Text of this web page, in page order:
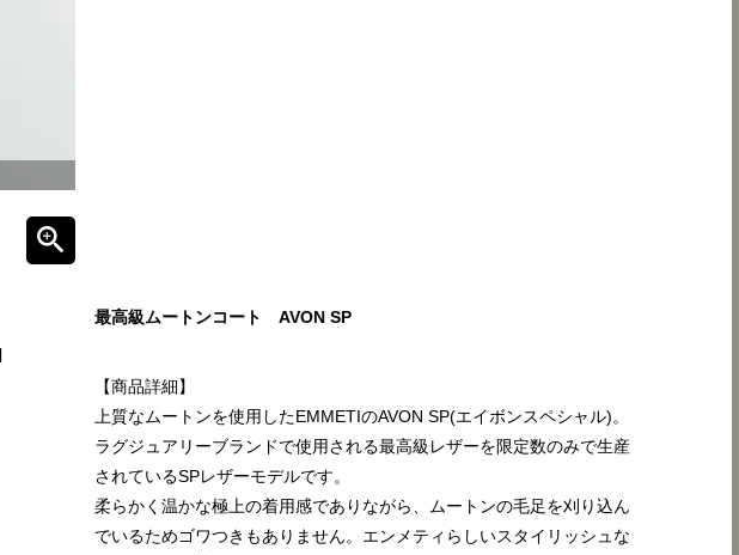
最高級ムートンコート AVON SP
【商品詳細】
上質なムートンを使用したEMMETIのAVON SP(エイボンスペシャル)。
ラグジュアリーブランドで使用される最高級レザーを限定数のみで生産
されているSPレザーモデルです。
柔らかく温かな極上の着用感でありながら、ムートンの毛足を刈り込ん
でいるためゴワつきもありません。エンメティらしいスタイリッシュな